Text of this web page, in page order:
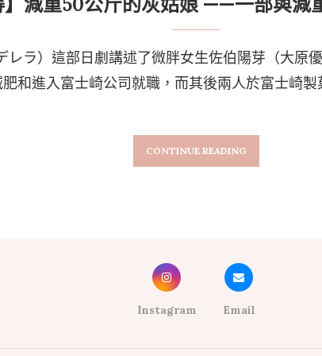
レラ）這部日劇講述了微胖女生佐伯陽芽（大原
和進入富士崎公司就職，而其後兩人於富士崎
CONTINUE READING
Instagram Email